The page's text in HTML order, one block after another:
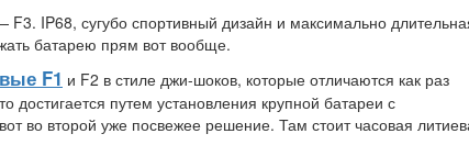
IP68, сугубо спортивный дизайн и максимально
батарею прям вот вообще.
F1 и F2 в стиле джи-шоков, которые отличаются как раз
путем установления крупной батареи с
во второй уже посвежее решение. Там стоит часовая